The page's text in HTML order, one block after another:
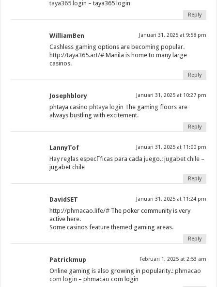
taya365 login – taya365 login
Reply
WilliamBen Januari 31, 2025 at 9:58 pm
Cashless gaming options are becoming popular.
http://taya365.art/# Manila is home to many large
casinos.
Reply
Josephblory Januari 31, 2025 at 10:27 pm
phtaya casinophtaya login The gaming floors are
always bustling with excitement.
Reply
LannyTof Januari 31, 2025 at 11:00 pm
Hay reglas especГ­ficas para cada juego.:jugabet chile –
jugabet chile
Reply
DavidSET Januari 31, 2025 at 11:24 pm
http://phmacao.life/# The poker community is very
active here.
Some casinos feature themed gaming areas.
Reply
Patrickmup Februari 1, 2025 at 2:53 am
Online gaming is also growing in popularity.:phmacao
com login – phmacao com login